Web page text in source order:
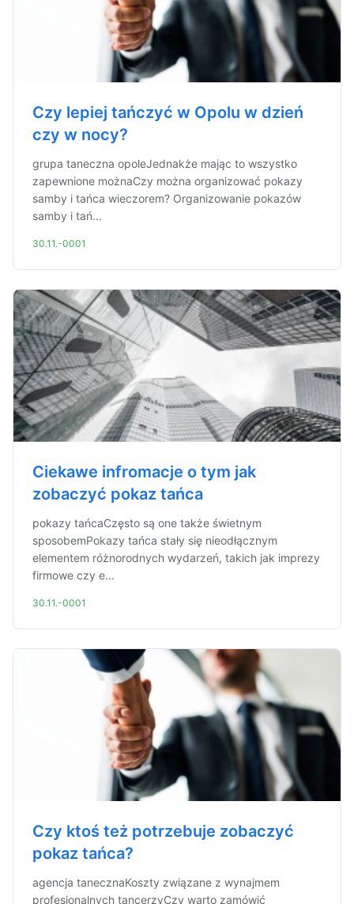
Czy lepiej tańczyć w Opolu w dzień
czy w nocy?
grupa taneczna opoleJednakże mając to wszystko
zapewnione możnaCzy można organizować pokazy
samby i tańca wieczorem? Organizowanie pokazów
samby i tań...
30.11.-0001
Ciekawe infromacje o tym jak
zobaczyć pokaz tańca
pokazy tańcaCzęsto są one także świetnym
sposobemPokazy tańca stały się nieodłącznym
elementem różnorodnych wydarzeń, takich jak imprezy
firmowe czy e...
30.11.-0001
Czy ktoś też potrzebuje zobaczyć
pokaz tańca?
agencja tanecznaKoszty związane z wynajmem
profesjonalnych tancerzyCzy warto zamówić